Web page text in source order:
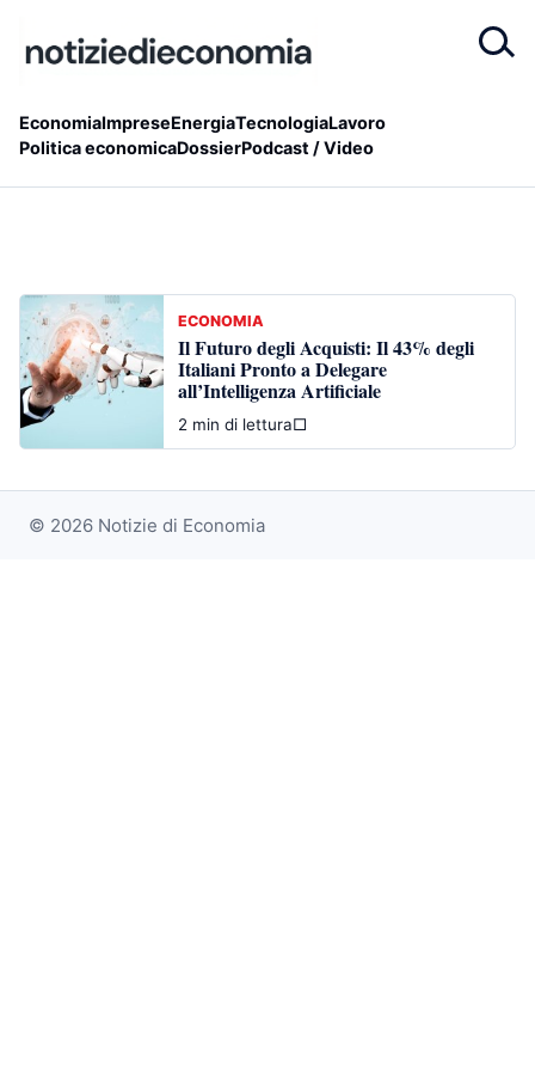
EconomiaImpreseEnergiaTecnologiaLavoro
Politica economicaDossierPodcast / Video
ECONOMIA
Il Futuro degli Acquisti: Il 43% degli
Italiani Pronto a Delegare
all’Intelligenza Artificiale
2 min di lettura□
© 2026 Notizie di Economia